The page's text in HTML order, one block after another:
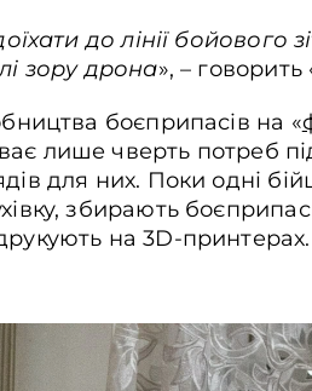
до лінії бойового
зору дрона», – говорить
боєприпасів на «
лише чверть потреб
для них. Поки одні
збирають
на 3D-принтерах.